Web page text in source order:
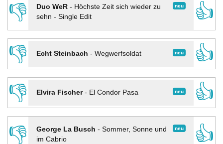
👎
neu
Duo WeR- Höchste Zeit sich wieder zu
sehn - Single Edit
👍
👎
neu
Echt Steinbach - Wegwerfsoldat
👍
👎
neu
Elvira Fischer- El Condor Pasa
👍
👎
neu
George La Busch - Sommer, Sonne und
im Cabrio
👍